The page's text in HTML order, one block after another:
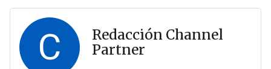
C
Redacción Channel
Partner